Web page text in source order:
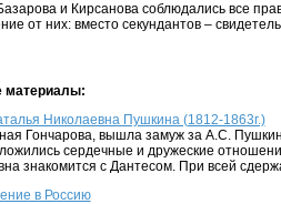
и Кирсанова соблюдались все
от них: вместо секундантов –
материалы:
Николаевна Пушкина (1812-1863г.)
Гончарова, вышла замуж за А.С.
сердечные и дружеские
знакомится с Дантесом. При всей
в Россию